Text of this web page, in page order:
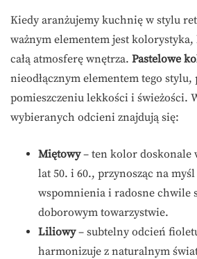
Kiedy aranżujemy kuchnię w stylu
ważnym elementem jest kolorystyka,
całą atmosferę wnętrza. Pastelowe
nieodłącznym elementem tego stylu,
pomieszczeniu lekkości i świeżości.
wybieranych odcieni znajdują się:
Miętowy– ten kolor doskonale
lat 50. i 60., przynosząc na
wspomnienia i radosne chwile
doborowym towarzystwie.
Liliowy– subtelny odcień
harmonizuje z naturalnym